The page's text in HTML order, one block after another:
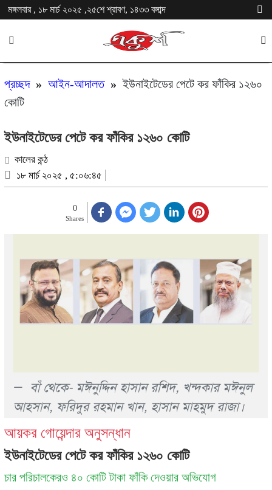
মঙ্গলবার , ১৮ মার্চ ২০২৫ ,২৫শে শ্রাবণ, ১৪৩৩ বঙ্গাব্দ
প্রচ্ছদ» আইন-আদালত»ইউনাইটেডের পেটে কর ফাঁকির ১২৬০
কোটি
ইউনাইটেডের পেটে কর ফাঁকির ১২৬০ কোটি
কালের কন্ঠ
১৮ মার্চ ২০২৫ , ৫:০৬:৪৫
0
Shares
আয়কর গোয়েন্দার অনুসন্ধান
ইউনাইটেডের পেটে কর ফাঁকির ১২৬০ কোটি
চার পরিচালকেরও ৪০ কোটি টাকা ফাঁকি দেওয়ার অভিযোগ